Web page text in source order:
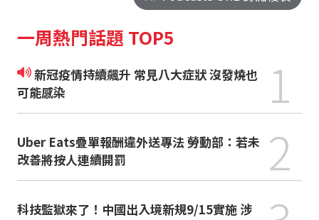
一周熱門話題 TOP5
新冠疫情持續飆升 常見八大症狀 沒發燒也
可能感染
1
Uber Eats疊單報酬違外送專法 勞動部：若未
改善將按人連續開罰
2
科技監獄來了！中國出入境新規9/15實施 涉